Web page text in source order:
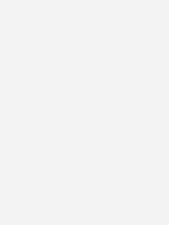
como
problemas y se
que tocaba fondo.
poder decir que
hemos olvidado
el trabajo que ha
que los centros
entre